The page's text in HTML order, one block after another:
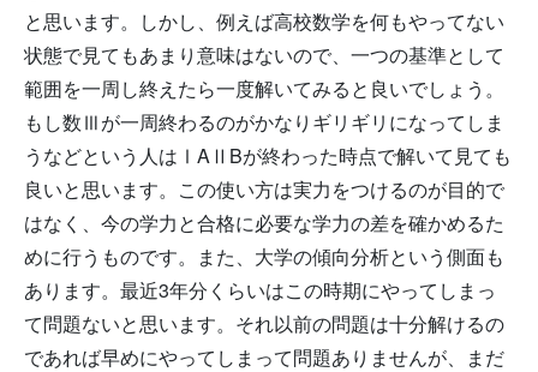
と思います。しかし、例えば高校数学を何もやってない
状態で見てもあまり意味はないので、一つの基準として
範囲を一周し終えたら一度解いてみると良いでしょう。
もし数Ⅲが一周終わるのがかなりギリギリになってしま
うなどという人はⅠAⅡBが終わった時点で解いて見ても
良いと思います。この使い方は実力をつけるのが目的で
はなく、今の学力と合格に必要な学力の差を確かめるた
めに行うものです。また、大学の傾向分析という側面も
あります。最近3年分くらいはこの時期にやってしまっ
て問題ないと思います。それ以前の問題は十分解けるの
であれば早めにやってしまって問題ありませんが、まだ